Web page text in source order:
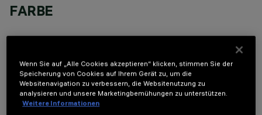
FARBE
TECHNISCHE DATEN
Wenn Sie auf „Alle Cookies akzeptieren“ klicken, stimmen Sie der
Speicherung von Cookies auf Ihrem Gerät zu, um die
Websitenavigation zu verbessern, die Websitenutzung zu
analysieren und unsere Marketingbemühungen zu unterstützen.
Weitere Informationen